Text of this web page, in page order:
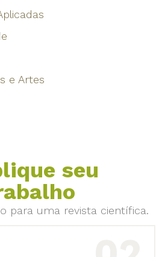
e Artes
seu
para uma revista científica.